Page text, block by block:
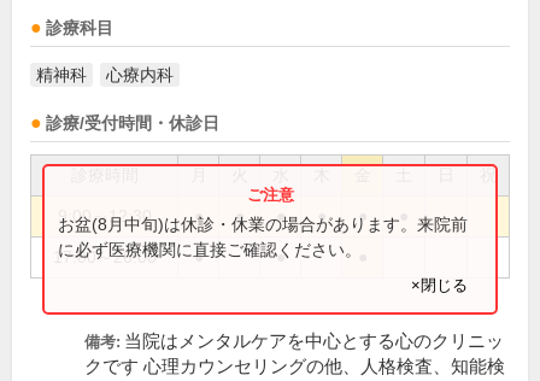
診療科目
精神科 心療内科
診療/受付時間・休診日
祝
9:00～12:30 ● ● ● ● ●
17:00～20:00 ● ●
お盆(8月中旬)は休診・休業の場合があります。来院前
に必ず医療機関に直接ご確認ください。
×閉じる
備考: 当院はメンタルケアを中心とする心のクリニッ
クです 心理カウンセリングの他、人格検査、知能検